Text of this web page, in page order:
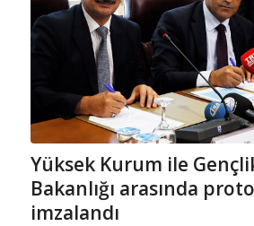
Yüksek Kurum ile
Bakanlığı arasında
imzalandı